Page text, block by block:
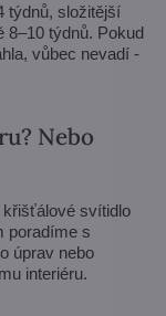
týdnů, složitější
8–10 týdnů. Pokud
vůbec nevadí -
Nebo
křišťálové svítidlo
poradíme s
úprav nebo
interiéru.